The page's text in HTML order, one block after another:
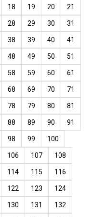
18 19 20 21
28 29 30 31
38 39 40 41
48 49 50 51
58 59 60 61
68 69 70 71
78 79 80 81
88 89 90 91
98 99 100
106 107 108
114 115 116
122 123 124
130 131 132